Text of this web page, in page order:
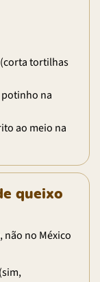
tortilhas
na
ao meio na
queixo
no México